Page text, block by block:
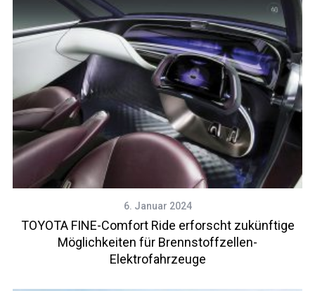
6. Januar 2024
TOYOTA FINE-Comfort Ride erforscht zukünftige
Möglichkeiten für Brennstoffzellen-
Elektrofahrzeuge